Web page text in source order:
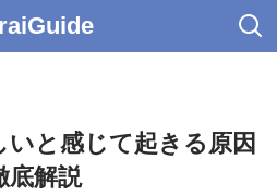
いと感じて起きる原因
底解説